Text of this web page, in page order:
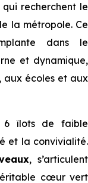
recherchent le
la métropole. Ce
dans le
et dynamique,
aux écoles et aux
6 îlots de faible
et la convivialité.
, s’articulent
cœur vert